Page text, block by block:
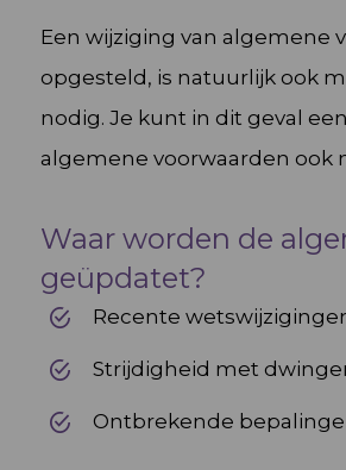
Een wijziging van algemene
opgesteld, is natuurlijk ook
nodig. Je kunt in dit geval
algemene voorwaarden ook
Waar worden de
geüpdatet?
Recente
Strijdigheid met
Ontbrekende